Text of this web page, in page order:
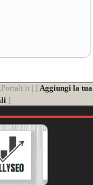
| [ Aggiungi la tua
]